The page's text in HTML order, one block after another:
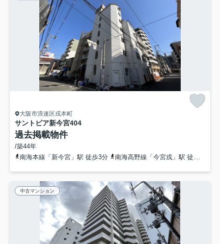
大阪市浪速区戎本町
サントピア新今宮404
過去掲載物件
/築44年
南海本線「新今宮」駅 徒歩3分
南海高野線「今宮戎」駅 徒歩6分
中古マンション